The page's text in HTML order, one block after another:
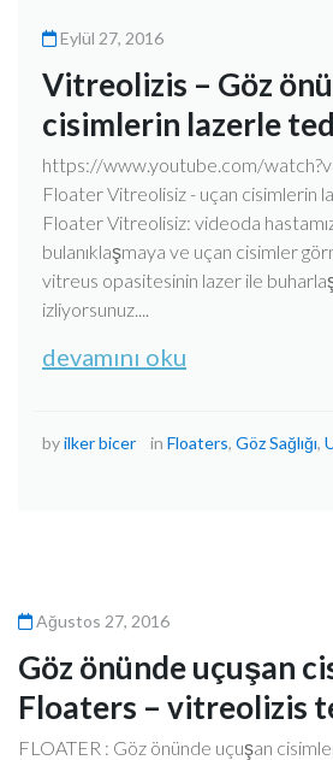
Eylül 27, 2016
Vitreolizis – Göz
cisimlerin lazerle
https://www.youtube.com/
Floater Vitreolisiz - uçan cisimlerin
Floater Vitreolisiz: videoda
bulanıklaşmaya ve uçan cisimler
vitreus opasitesinin lazer ile
izliyorsunuz....
devamını oku
byilker bicer in Floaters, Göz Sağlığı,
Ağustos 27, 2016
Göz önünde uçuşan
Floaters – vitreolizis
FLOATER : Göz önünde uçuşan